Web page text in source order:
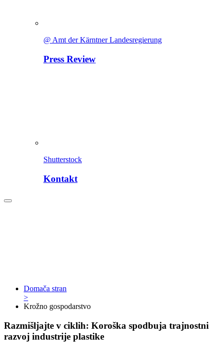
@ Amt der Kärntner Landesregierung
Press Review
Shutterstock
Kontakt
Domača stran
>
Krožno gospodarstvo
Razmišljajte v ciklih: Koroška spodbuja trajnostni
razvoj industrije plastike